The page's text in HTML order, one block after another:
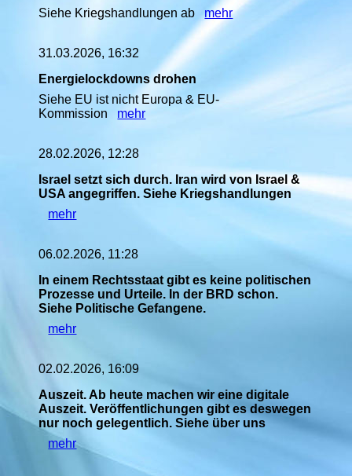
Siehe Kriegshandlungen abmehr
31.03.2026, 16:32
Energielockdowns drohen
Siehe EU ist nicht Europa & EU-
Kommission mehr
28.02.2026, 12:28
Israel setzt sich durch. Iran wird von Israel &
USA angegriffen. Siehe Kriegshandlungen
mehr
06.02.2026, 11:28
In einem Rechtsstaat gibt es keine politischen
Prozesse und Urteile. In der BRD schon.
Siehe Politische Gefangene.
mehr
02.02.2026, 16:09
Auszeit. Ab heute machen wir eine digitale
Auszeit. Veröffentlichungen gibt es deswegen
nur noch gelegentlich. Siehe über uns
mehr